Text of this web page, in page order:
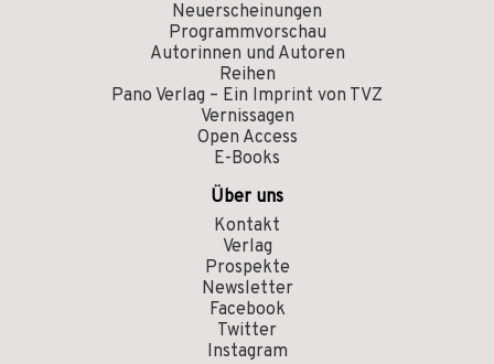
Neuerscheinungen
Programmvorschau
Autorinnen und Autoren
Reihen
Pano Verlag – Ein Imprint von TVZ
Vernissagen
Open Access
E-Books
Über uns
Kontakt
Verlag
Prospekte
Newsletter
Facebook
Twitter
Instagram